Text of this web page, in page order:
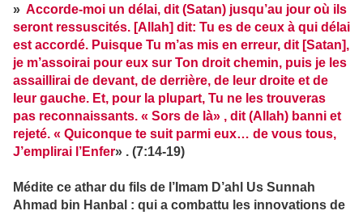
» Accorde-moi un délai, dit (Satan) jusqu’au jour où ils
seront ressuscités. [Allah] dit: Tu es de ceux à qui délai
est accordé. Puisque Tu m’as mis en erreur, dit [Satan],
je m’assoirai pour eux sur Ton droit chemin, puis je les
assaillirai de devant, de derrière, de leur droite et de
leur gauche. Et, pour la plupart, Tu ne les trouveras
pas reconnaissants. « Sors de là» , dit (Allah) banni et
rejeté. « Quiconque te suit parmi eux… de vous tous,
J’emplirai l’Enfer» . (7:14-19)
Médite ce athar du fils de l’Imam D’ahl Us Sunnah
Ahmad bin Hanbal : qui a combattu les innovations de